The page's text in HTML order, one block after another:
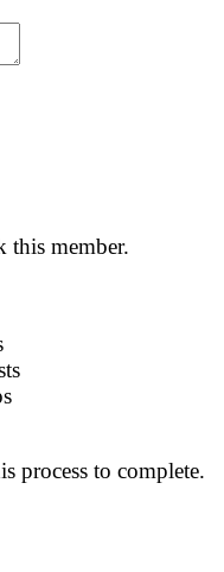
this member.
process to complete.